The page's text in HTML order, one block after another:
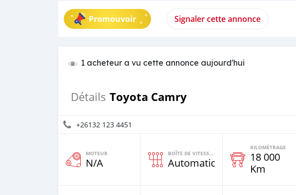
Promouvoir Signaler cette annonce
1 acheteur a vu cette annonce aujourd'hui
Détails Toyota Camry
+26132 123 4451
MOTEUR
N/A
BOÎTE DE VITESSES
Automatique
KILOMÉTRAGE
18 000
Km